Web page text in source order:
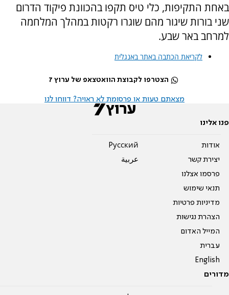
באחת התקיפות, כלי טיס תקפו בהכוונת פיקוד הדרום
שני בורות שיגור מהם שוגרו רקטות במהלך המלחמה
למרחב באר שבע.
לקריאת הכתבה באתר באנגלית
הצטרפו לקבוצת הוואטצאפ של ערוץ 7
מצאתם טעות או פרסומת לא ראויה? דווחו לנו
פנו אלינו
אודות
יצירת קשר
פרסמו אצלנו
תנאי שימוש
מדיניות פרטיות
הצהרת נגישות
המייל האדום
עברית
English
Pусский
عربية
מדורים